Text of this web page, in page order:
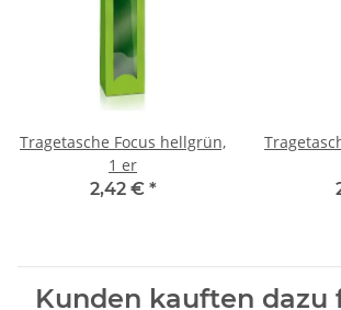
Tragetasche Focus hellgrün,
1 er
2,42 € *
Kunden kauften dazu